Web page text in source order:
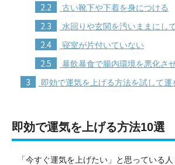
2.2 古い靴下や下着を身につける
2.3 水回りや玄関を汚いままにし
2.4 寝室が片付いていない
2.5 暴飲暴食で腸内環境を悪化さ
3 即効で運気を上げる方法を試して運
即効で運気を上げる方法10選
「今すぐ運気を上げたい」と思っている人